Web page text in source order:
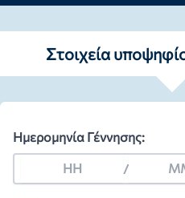
Στοιχεία
Ημερομηνία Γέννησης:
/